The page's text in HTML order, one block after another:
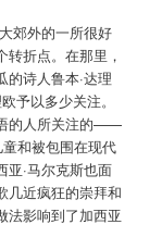
郊外的一所很好
折点。在那里，
诗人鲁本·达理
予以多少关注。
的人所关注的——
和被包围在现代
亚·马尔克斯也面
几近疯狂的崇拜和
法影响到了加西亚